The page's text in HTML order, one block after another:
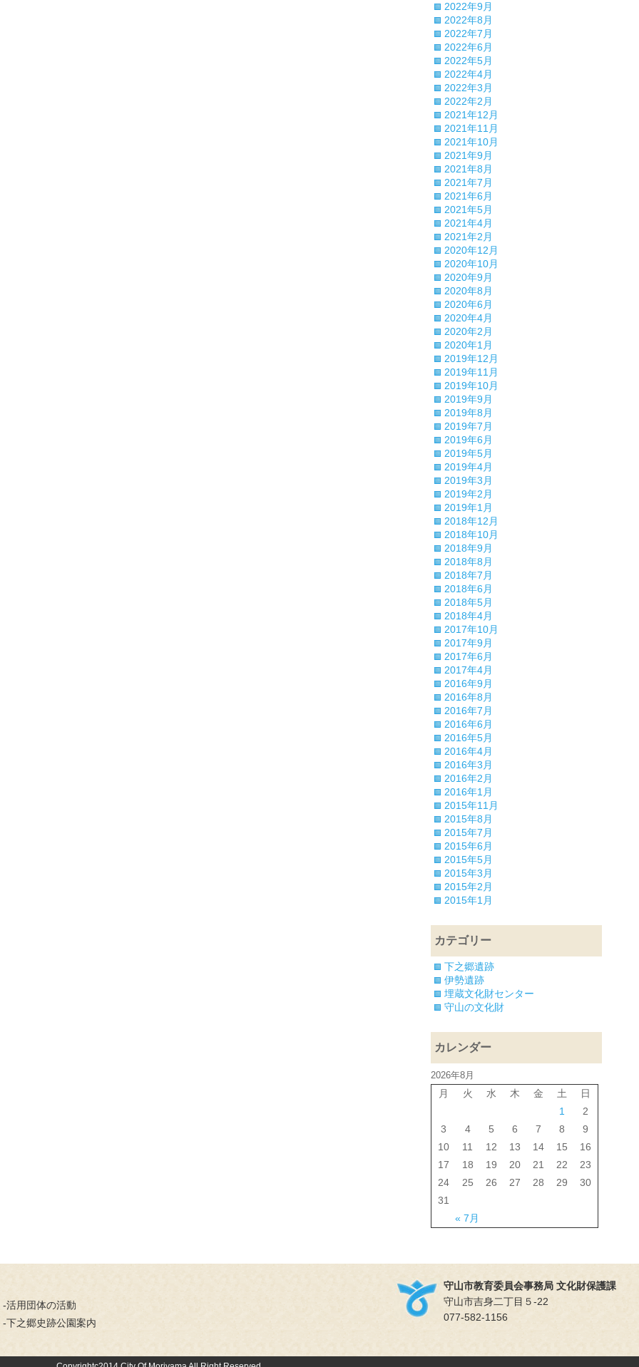
2022年9月
2022年8月
2022年7月
2022年6月
2022年5月
2022年4月
2022年3月
2022年2月
2021年12月
2021年11月
2021年10月
2021年9月
2021年8月
2021年7月
2021年6月
2021年5月
2021年4月
2021年2月
2020年12月
2020年10月
2020年9月
2020年8月
2020年6月
2020年4月
2020年2月
2020年1月
2019年12月
2019年11月
2019年10月
2019年9月
2019年8月
2019年7月
2019年6月
2019年5月
2019年4月
2019年3月
2019年2月
2019年1月
2018年12月
2018年10月
2018年9月
2018年8月
2018年7月
2018年6月
2018年5月
2018年4月
2017年10月
2017年9月
2017年6月
2017年4月
2016年9月
2016年8月
2016年7月
2016年6月
2016年5月
2016年4月
2016年3月
2016年2月
2016年1月
2015年11月
2015年8月
2015年7月
2015年6月
2015年5月
2015年3月
2015年2月
2015年1月
カテゴリー
下之郷遺跡
伊勢遺跡
埋蔵文化財センター
守山の文化財
カレンダー
2026年8月
月 火 水 木 金 土 日
« 7月
1
2
3
4 5 6 7 8
9
10
11 12 13 14 15
16
17
18 19 20 21 22
23
24
25 26 27 28 29
30
31
-活用団体の活動
-下之郷史跡公園案内
守山市教育委員会事務局 文化財保護課
守山市吉身二丁目５-22
077-582-1156